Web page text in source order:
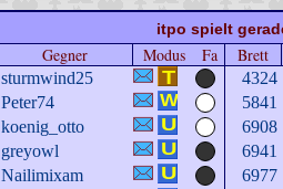
itpo spielt
Gegner Modus Fa Brett
sturmwind25
4324
Peter74
5841
koenig_otto
6908
greyowl
6941
Nailimixam
6977